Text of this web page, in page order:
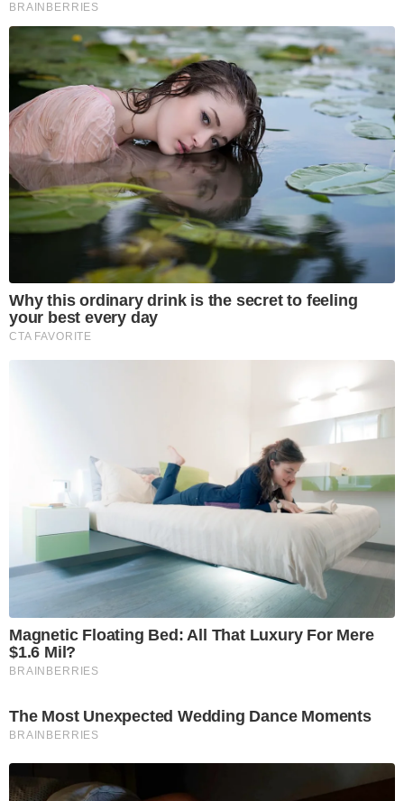
BRAINBERRIES
Why this ordinary drink is the secret to feeling
your best every day
CTA FAVORITE
Magnetic Floating Bed: All That Luxury For Mere
$1.6 Mil?
BRAINBERRIES
The Most Unexpected Wedding Dance Moments
BRAINBERRIES